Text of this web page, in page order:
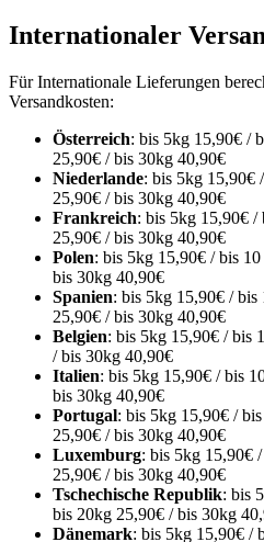
Internationaler
Für Internationale Lieferungen
Versandkosten:
Österreich: bis 5kg 15,90€ /
25,90€ / bis 30kg 40,90€
Niederlande: bis 5kg 15,90€
25,90€ / bis 30kg 40,90€
Frankreich: bis 5kg 15,90€ /
25,90€ / bis 30kg 40,90€
Polen: bis 5kg 15,90€ / bis
bis 30kg 40,90€
Spanien: bis 5kg 15,90€ /
25,90€ / bis 30kg 40,90€
Belgien: bis 5kg 15,90€ / bis
/ bis 30kg 40,90€
Italien: bis 5kg 15,90€ / bis
bis 30kg 40,90€
Portugal: bis 5kg 15,90€ /
25,90€ / bis 30kg 40,90€
Luxemburg: bis 5kg 15,90€
25,90€ / bis 30kg 40,90€
Tschechische Republik: bis
bis 20kg 25,90€ / bis 30kg
Dänemark: bis 5kg 15,90€ /